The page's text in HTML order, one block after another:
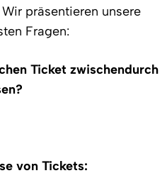
präsentieren unsere
Fragen:
Ticket zwischendurch
von Tickets: